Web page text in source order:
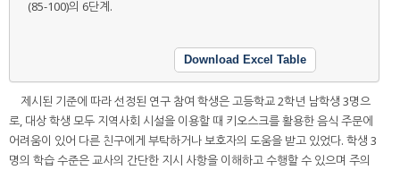
(85-100)의 6단계.
Download Excel Table
제시된 기준에 따라 선정된 연구 참여 학생은 고등학교 2학년 남학생 3명으
로, 대상 학생 모두 지역사회 시설을 이용할 때 키오스크를 활용한 음식 주문에
어려움이 있어 다른 친구에게 부탁하거나 보호자의 도움을 받고 있었다. 학생 3
명의 학습 수준은 교사의 간단한 지시 사항을 이해하고 수행할 수 있으며 주의